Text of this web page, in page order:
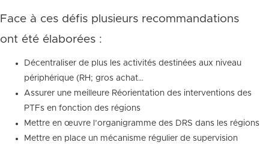
Face à ces défis plusieurs recommandations
ont été élaborées :
Décentraliser de plus les activités destinées aux niveau
périphérique (RH; gros achat…
Assurer une meilleure Réorientation des interventions des
PTFs en fonction des régions
Mettre en œuvre l’organigramme des DRS dans les régions
Mettre en place un mécanisme régulier de supervision